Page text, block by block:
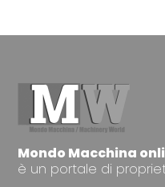
Mondo Macchina
è un portale di